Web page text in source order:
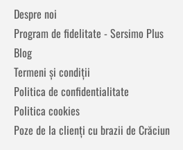
Despre noi
Program de fidelitate - Sersimo Plus
Blog
Termeni și condiții
Politica de confidentialitate
Politica cookies
Poze de la clienți cu brazii de Crăciun